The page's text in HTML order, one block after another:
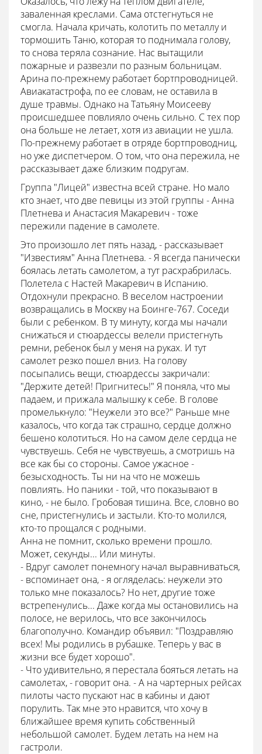
заваленная креслами. Сама отстегнуться не
смогла. Начала кричать, колотить по металлу и
тормошить Таню, которая то поднимала голову,
то снова теряла сознание. Нас вытащили
пожарные и развезли по разным больницам.
Арина по-прежнему работает бортпроводницей.
Авиакатастрофа, по ее словам, не оставила в
душе травмы. Однако на Татьяну Моисееву
происшедшее повлияло очень сильно. С тех пор
она больше не летает, хотя из авиации не ушла.
По-прежнему работает в отряде бортпроводниц,
но уже диспетчером. О том, что она пережила, не
рассказывает даже близким подругам.
Группа "Лицей" известна всей стране. Но мало
кто знает, что две певицы из этой группы - Анна
Плетнева и Анастасия Макаревич - тоже
пережили падение в самолете.
Это произошло лет пять назад, - рассказывает
"Известиям" Анна Плетнева. - Я всегда панически
боялась летать самолетом, а тут расхрабрилась.
Полетела с Настей Макаревич в Испанию.
Отдохнули прекрасно. В веселом настроении
возвращались в Москву на Боинге-767. Соседи
были с ребенком. В ту минуту, когда мы начали
снижаться и стюардессы велели пристегнуть
ремни, ребенок был у меня на руках. И тут
самолет резко пошел вниз. На голову
посыпались вещи, стюардессы закричали:
"Держите детей! Пригнитесь!" Я поняла, что мы
падаем, и прижала малышку к себе. В голове
промелькнуло: "Неужели это все?" Раньше мне
казалось, что когда так страшно, сердце должно
бешено колотиться. Но на самом деле сердца не
чувствуешь. Себя не чувствуешь, а смотришь на
все как бы со стороны. Самое ужасное -
безысходность. Ты ни на что не можешь
повлиять. Но паники - той, что показывают в
кино, - не было. Гробовая тишина. Все, словно во
сне, пристегнулись и застыли. Кто-то молился,
кто-то прощался с родными.
Анна не помнит, сколько времени прошло.
Может, секунды... Или минуты.
- Вдруг самолет понемногу начал выравниваться,
- вспоминает она, - я огляделась: неужели это
только мне показалось? Но нет, другие тоже
встрепенулись... Даже когда мы остановились на
полосе, не верилось, что все закончилось
благополучно. Командир объявил: "Поздравляю
всех! Мы родились в рубашке. Теперь у вас в
жизни все будет хорошо".
- Что удивительно, я перестала бояться летать на
самолетах, - говорит она. - А на чартерных рейсах
пилоты часто пускают нас в кабины и дают
порулить. Так мне это нравится, что хочу в
ближайшее время купить собственный
небольшой самолет. Будем летать на нем на
гастроли.